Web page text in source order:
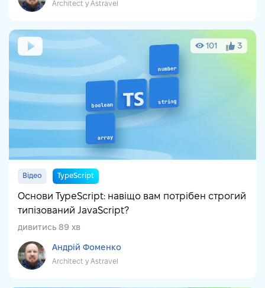
Architect у Astravel
101 3
Відео TypeScript
Основи TypeScript: навіщо вам потрібен строгий
типізований JavaScript?
дивитись 89 хв
Андрій Фоменко
Architect у Astravel